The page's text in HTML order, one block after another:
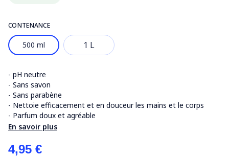
CONTENANCE
500 ml 1 L
- pH neutre
- Sans savon
- Sans parabène
- Nettoie efficacement et en douceur les mains et le corps
- Parfum doux et agréable
En savoir plus
4,95 €